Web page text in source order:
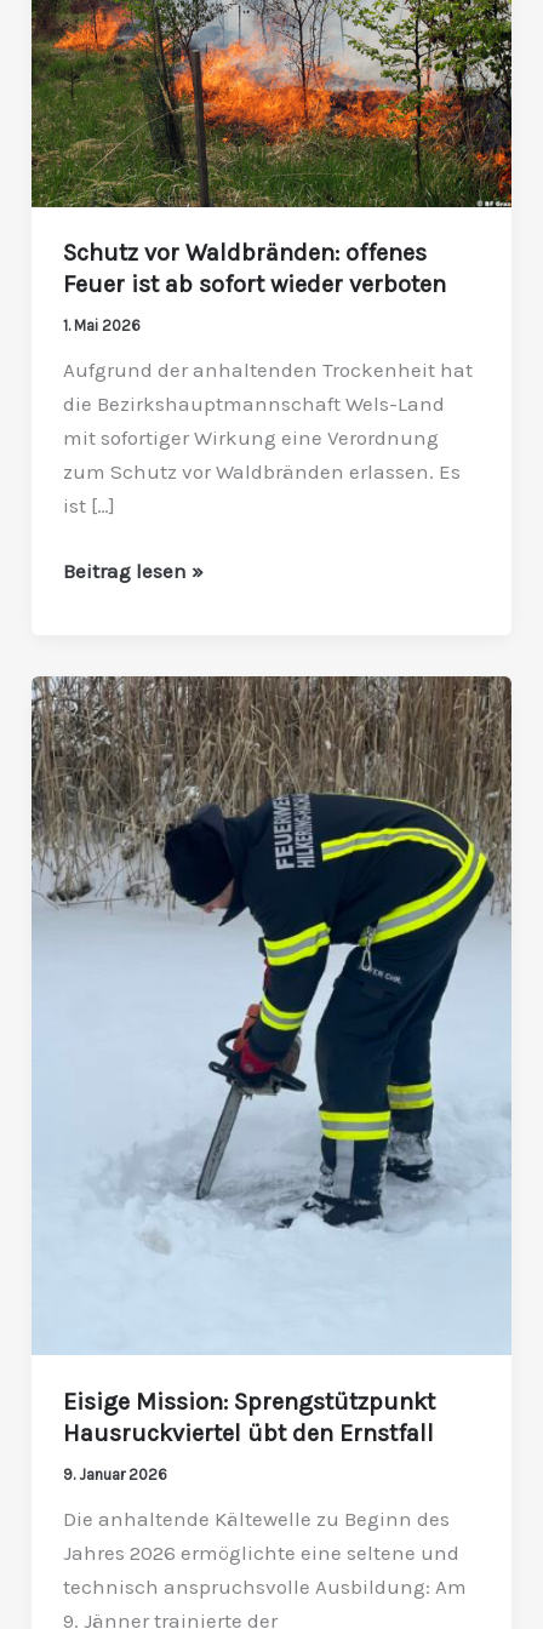
Schutz vor Waldbränden: offenes
Feuer ist ab sofort wieder verboten
1. Mai 2026
Aufgrund der anhaltenden Trockenheit hat
die Bezirkshauptmannschaft Wels-Land
mit sofortiger Wirkung eine Verordnung
zum Schutz vor Waldbränden erlassen. Es
ist […]
ist
ab
sofort
wieder
verboten
Beitrag lesen »
Eisige Mission: Sprengstützpunkt
Hausruckviertel übt den Ernstfall
9. Januar 2026
Die anhaltende Kältewelle zu Beginn des
Jahres 2026 ermöglichte eine seltene und
technisch anspruchsvolle Ausbildung: Am
9. Jänner trainierte der
Eisige
Mission:
Sprengstützpunkt
Hausruckviertel
übt
den
Ernstfall